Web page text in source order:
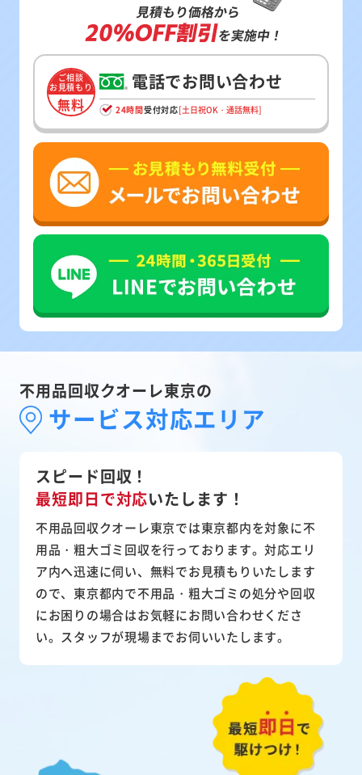
見積もり価格から
20%OFF割引を実施中！
ご相談
お見積もり
無料
電話でお問い合わせ
24時間受付対応[土日祝OK・通話無料]
不用品回収クオーレ東京の
サービス対応エリア
スピード回収！
最短即日で対応いたします！
不用品回収クオーレ東京では東京都内を対象に不
用品・粗大ゴミ回収を行っております。対応エリ
ア内へ迅速に伺い、無料でお見積もりいたします
ので、東京都内で不用品・粗大ゴミの処分や回収
にお困りの場合はお気軽にお問い合わせくださ
い。スタッフが現場までお伺いいたします。